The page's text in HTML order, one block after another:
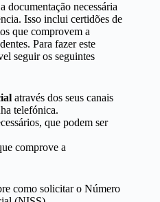
documentação necessária
Isso inclui certidões de
que comprovem a
Para fazer este
seguir os seguintes
através dos seus canais
telefónica.
que podem ser
comprove a
como solicitar o Número